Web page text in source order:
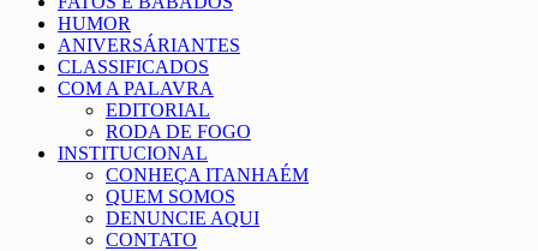
HUMOR
ANIVERSÁRIANTES
CLASSIFICADOS
COM A PALAVRA
EDITORIAL
RODA DE FOGO
INSTITUCIONAL
CONHEÇA ITANHAÉM
QUEM SOMOS
DENUNCIE AQUI
CONTATO